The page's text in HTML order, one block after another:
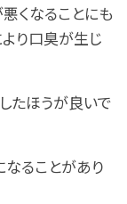
くなることにも
り口臭が生じ
たほうが良いで
なることがあり